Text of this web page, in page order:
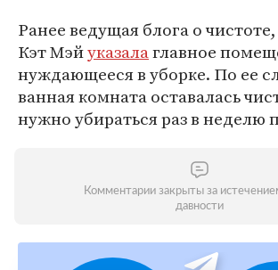
Ранее ведущая блога о
Кэт Мэйуказалаглавное
нуждающееся в уборке. По ее
ванная комната оставалась
нужно убираться раз в неделю
Комментарии закрыты за
давности